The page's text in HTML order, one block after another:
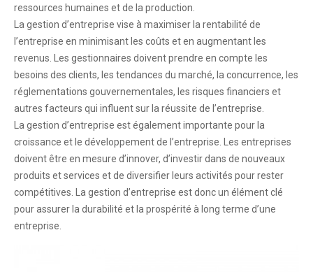
ressources humaines et de la production.
La gestion d’entreprise vise à maximiser la rentabilité de
l’entreprise en minimisant les coûts et en augmentant les
revenus. Les gestionnaires doivent prendre en compte les
besoins des clients, les tendances du marché, la concurrence, les
réglementations gouvernementales, les risques financiers et
autres facteurs qui influent sur la réussite de l’entreprise.
La gestion d’entreprise est également importante pour la
croissance et le développement de l’entreprise. Les entreprises
doivent être en mesure d’innover, d’investir dans de nouveaux
produits et services et de diversifier leurs activités pour rester
compétitives. La gestion d’entreprise est donc un élément clé
pour assurer la durabilité et la prospérité à long terme d’une
entreprise.